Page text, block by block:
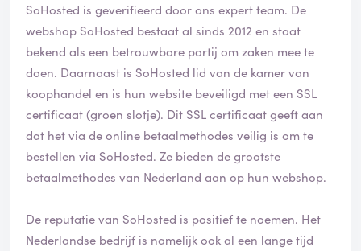
SoHosted is geverifieerd door ons expert team. De
webshop SoHosted bestaat al sinds 2012 en staat
bekend als een betrouwbare partij om zaken mee te
doen. Daarnaast is SoHosted lid van de kamer van
koophandel en is hun website beveiligd met een SSL
certificaat (groen slotje). Dit SSL certificaat geeft aan
dat het via de online betaalmethodes veilig is om te
bestellen via SoHosted. Ze bieden de grootste
betaalmethodes van Nederland aan op hun webshop.
De reputatie van SoHosted is positief te noemen. Het
Nederlandse bedrijf is namelijk ook al een lange tijd